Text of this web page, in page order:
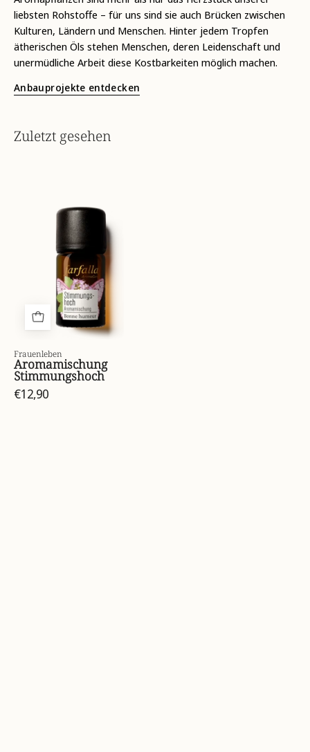
liebsten Rohstoffe – für uns sind sie auch Brücken zwischen
Kulturen, Ländern und Menschen. Hinter jedem Tropfen
ätherischen Öls stehen Menschen, deren Leidenschaft und
unermüdliche Arbeit diese Kostbarkeiten möglich machen.
Anbauprojekte entdecken
Zuletzt gesehen
stimmungshoch-
front-
7612534019811_01.webp
Frauenleben
Aromamischung
Stimmungshoch
€12,90